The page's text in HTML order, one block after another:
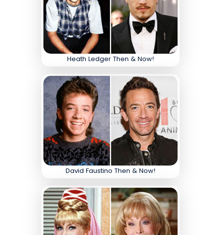
Heath Ledger Then & Now!
David Faustino Then & Now!